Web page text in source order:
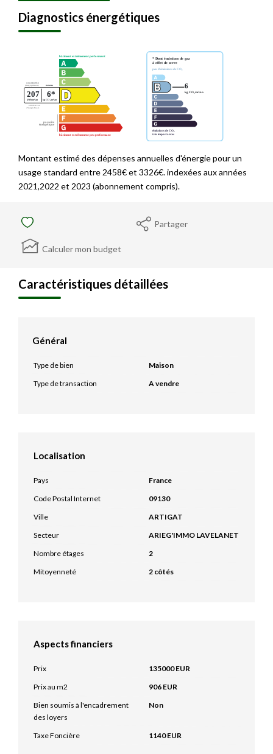
Diagnostics énergétiques
Montant estimé des dépenses annuelles d'énergie pour un
usage standard entre 2458€ et 3326€. indexées aux années
2021,2022 et 2023 (abonnement compris).
Partager
Calculer mon budget
Caractéristiques détaillées
Général
Type de bien
Maison
Type de transaction
A vendre
Localisation
Pays
France
Code Postal Internet
09130
Ville
ARTIGAT
Secteur
ARIEG'IMMO LAVELANET
Nombre étages
2
Mitoyenneté
2 côtés
Aspects financiers
Prix
135000 EUR
Prix au m2
906 EUR
Bien soumis à l'encadrement
des loyers
Non
Taxe Foncière 1140 EUR